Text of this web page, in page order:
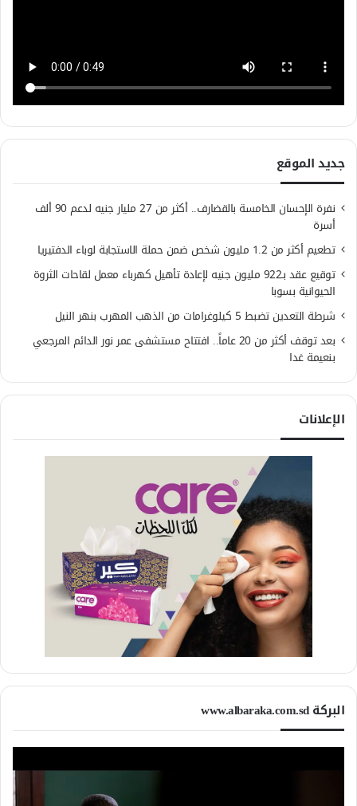
جديد الموقع
نفرة الإحسان الخامسة بالقضارف.. أكثر من 27 مليار جنيه لدعم 90 ألف
أسرة
تطعيم أكثر من 1.2 مليون شخص ضمن حملة الاستجابة لوباء الدفتيريا
توقيع عقد بـ922 مليون جنيه لإعادة تأهيل كهرباء معمل لقاحات الثروة
الحيوانية بسوبا
شرطة التعدين تضبط 5 كيلوغرامات من الذهب المهرب بنهر النيل
بعد توقف أكثر من 20 عاماً.. افتتاح مستشفى عمر نور الدائم المرجعي
بنعيمة غدا
الإعلانات
البركة www.albaraka.com.sd